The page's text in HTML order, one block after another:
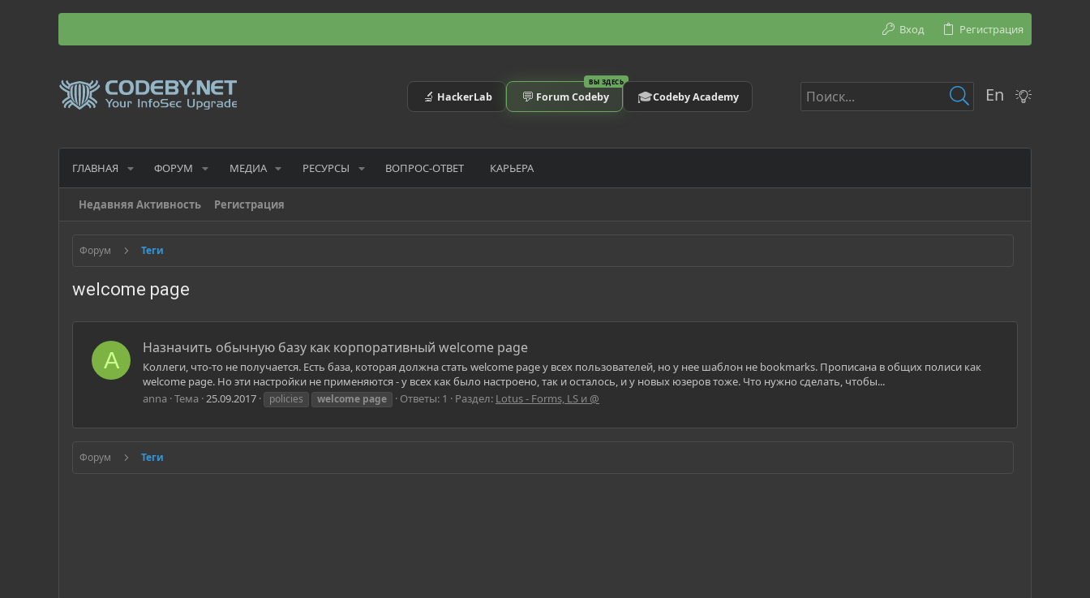
Вход Регистрация
🔬 HackerLab
ВЫ ЗДЕСЬ
💬 Forum Codeby 🎓Codeby Academy En
ГЛАВНАЯ ФОРУМ МЕДИА РЕСУРСЫ ВОПРОС-ОТВЕТ КАРЬЕРА
Недавняя Активность Регистрация
Форум Теги
welcome page
A Назначить обычную базу как корпоративный welcome page
Коллеги, что-то не получается. Есть база, которая должна стать welcome page у всех пользователей, но у нее шаблон не bookmarks. Прописана в общих полиси как
welcome page. Но эти настройки не применяются - у всех как было настроено, так и осталось, и у новых юзеров тоже. Что нужно сделать, чтобы...
anna Тема 25.09.2017 policies welcome page Ответы: 1 Раздел: Lotus - Forms, LS и @
Форум Теги